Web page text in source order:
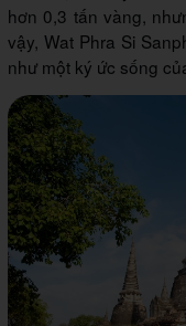
hơn 0,3 tấn vàng,
vậy, Wat Phra Si
như một ký ức sống